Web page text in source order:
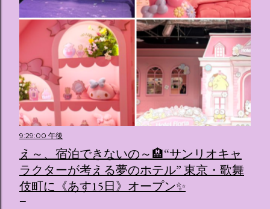
9:29:00 午後
え～、宿泊できないの～🏨“サンリオキャ
ラクターが考える夢のホテル” 東京・歌舞
伎町に《あす15日》オープン✨️